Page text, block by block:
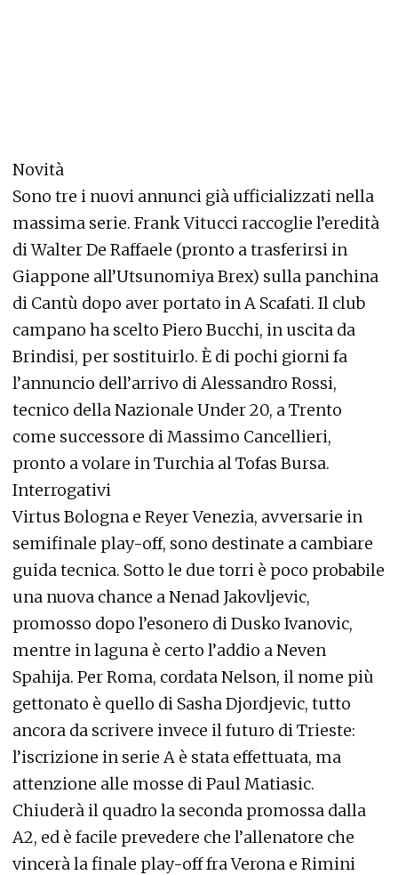
Novità
Sono tre i nuovi annunci già ufficializzati nella
massima serie. Frank Vitucci raccoglie l’eredità
di Walter De Raffaele (pronto a trasferirsi in
Giappone all’Utsunomiya Brex) sulla panchina
di Cantù dopo aver portato in A Scafati. Il club
campano ha scelto Piero Bucchi, in uscita da
Brindisi, per sostituirlo. È di pochi giorni fa
l’annuncio dell’arrivo di Alessandro Rossi,
tecnico della Nazionale Under 20, a Trento
come successore di Massimo Cancellieri,
pronto a volare in Turchia al Tofas Bursa.
Interrogativi
Virtus Bologna e Reyer Venezia, avversarie in
semifinale play-off, sono destinate a cambiare
guida tecnica. Sotto le due torri è poco probabile
una nuova chance a Nenad Jakovljevic,
promosso dopo l’esonero di Dusko Ivanovic,
mentre in laguna è certo l’addio a Neven
Spahija. Per Roma, cordata Nelson, il nome più
gettonato è quello di Sasha Djordjevic, tutto
ancora da scrivere invece il futuro di Trieste:
l’iscrizione in serie A è stata effettuata, ma
attenzione alle mosse di Paul Matiasic.
Chiuderà il quadro la seconda promossa dalla
A2, ed è facile prevedere che l’allenatore che
vincerà la finale play-off fra Verona e Rimini